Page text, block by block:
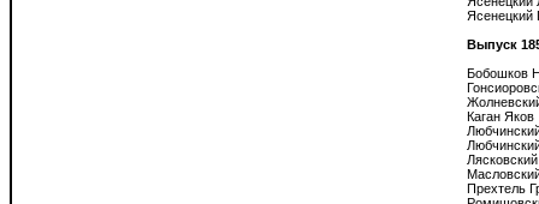
Ясенецкий
Выпуск
Бобошков
Каган Яков
Прехтель